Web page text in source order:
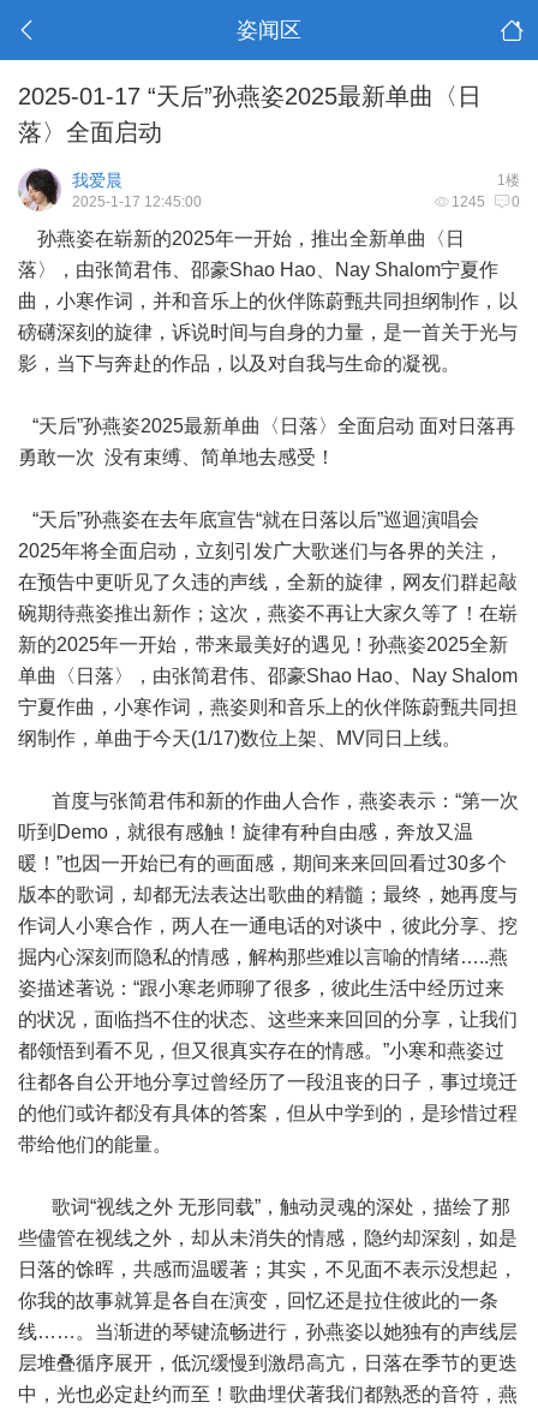
姿闻区
2025-01-17 “天后”孙燕姿2025最新单曲〈日
落〉全面启动
1楼
我爱晨
1245 0
2025-1-17 12:45:00
孙燕姿在崭新的2025年一开始，推出全新单曲〈日
落〉，由张简君伟、邵豪Shao Hao、Nay Shalom宁夏作
曲，小寒作词，并和音乐上的伙伴陈蔚甄共同担纲制作，以
磅礴深刻的旋律，诉说时间与自身的力量，是一首关于光与
影，当下与奔赴的作品，以及对自我与生命的凝视。
“天后”孙燕姿2025最新单曲〈日落〉全面启动 面对日落再
勇敢一次 没有束缚、简单地去感受！
“天后”孙燕姿在去年底宣告“就在日落以后”巡迴演唱会
2025年将全面启动，立刻引发广大歌迷们与各界的关注，
在预告中更听见了久违的声线，全新的旋律，网友们群起敲
碗期待燕姿推出新作；这次，燕姿不再让大家久等了！在崭
新的2025年一开始，带来最美好的遇见！孙燕姿2025全新
单曲〈日落〉，由张简君伟、邵豪Shao Hao、Nay Shalom
宁夏作曲，小寒作词，燕姿则和音乐上的伙伴陈蔚甄共同担
纲制作，单曲于今天(1/17)数位上架、MV同日上线。
首度与张简君伟和新的作曲人合作，燕姿表示：“第一次
听到Demo，就很有感触！旋律有种自由感，奔放又温
暖！”也因一开始已有的画面感，期间来来回回看过30多个
版本的歌词，却都无法表达出歌曲的精髓；最终，她再度与
作词人小寒合作，两人在一通电话的对谈中，彼此分享、挖
掘内心深刻而隐私的情感，解构那些难以言喻的情绪…..燕
姿描述著说：“跟小寒老师聊了很多，彼此生活中经历过来
的状况，面临挡不住的状态、这些来来回回的分享，让我们
都领悟到看不见，但又很真实存在的情感。”小寒和燕姿过
往都各自公开地分享过曾经历了一段沮丧的日子，事过境迁
的他们或许都没有具体的答案，但从中学到的，是珍惜过程
带给他们的能量。
歌词“视线之外 无形同载”，触动灵魂的深处，描绘了那
些儘管在视线之外，却从未消失的情感，隐约却深刻，如是
日落的馀晖，共感而温暖著；其实，不见面不表示没想起，
你我的故事就算是各自在演变，回忆还是拉住彼此的一条
线……。当渐进的琴键流畅进行，孙燕姿以她独有的声线层
层堆叠循序展开，低沉缓慢到激昂高亢，日落在季节的更迭
中，光也必定赴约而至！歌曲埋伏著我们都熟悉的音符，燕